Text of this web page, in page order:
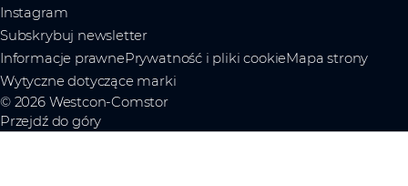
Instagram
Subskrybuj newsletter
Informacje prawnePrywatność i pliki cookieMapa strony
Wytyczne dotyczące marki
© 2026 Westcon-Comstor
Przejdź do góry